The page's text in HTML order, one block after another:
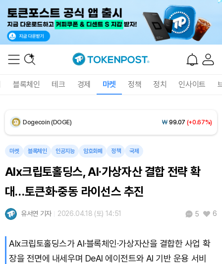
블록체인 테크 경제 마켓 정책 정치 인사이트
XRP (XRP) ₩1,463(+0.35%)
Dogecoin (DOGE) ₩ 99.07 (+0.67%)
Bitcoin (BTC)
마켓 블록체인 인공지능 암호화폐 정책 국제
AIx크립토홀딩스, AI·가상자산 결합 전략 확
대…토큰화·중동 라이선스 추진
유서연 기자 2026.04.18 (토) 14:51 5 6
AIx크립토홀딩스가 AI·블록체인·가상자산을 결합한 사업 확
장을 전면에 내세우며 DeAI 에이전트와 AI 기반 운용 서비